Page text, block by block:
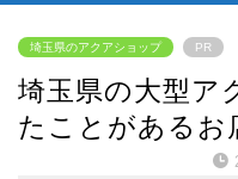
埼玉県のアクアショップ PR
埼玉県の大型ア
たことがあるお